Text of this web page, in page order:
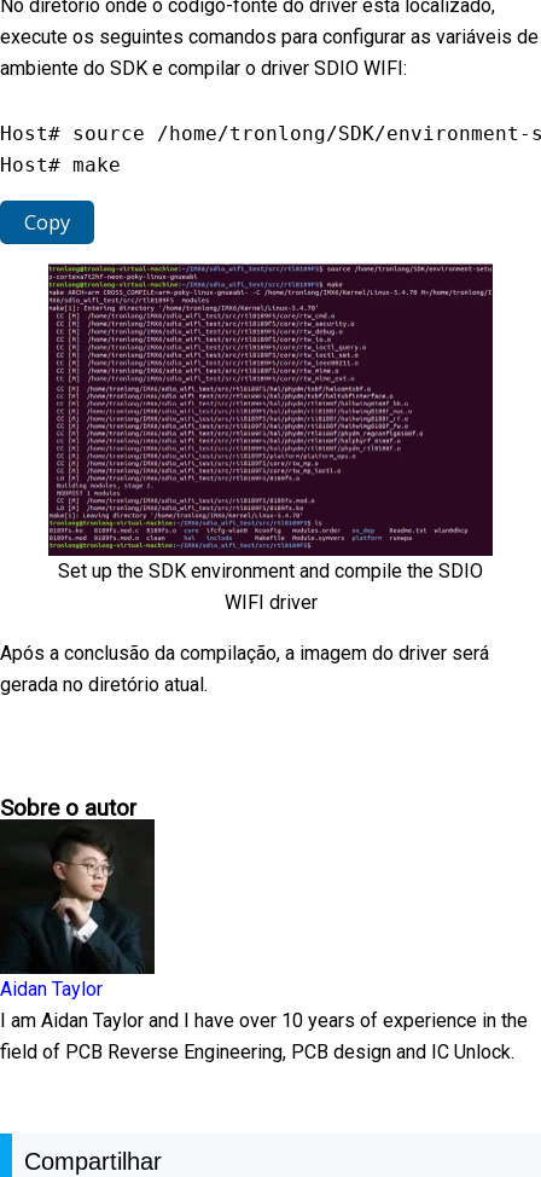
No diretório onde o código-fonte do driver está localizado,
execute os seguintes comandos para configurar as variáveis de
ambiente do SDK e compilar o driver SDIO WIFI:
Host# source /home/tronlong/SDK/environment -
Host# make
Copy
Set up the SDK environment and compile the SDIO
WIFI driver
Após a conclusão da compilação, a imagem do driver será
gerada no diretório atual.
Sobre o autor
Aidan Taylor
I am Aidan Taylor and I have over 10 years of experience in the
field of PCB Reverse Engineering, PCB design and IC Unlock.
Compartilhar